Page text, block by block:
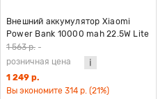
Внешний аккумулятор Xiaomi
Power Bank 10000 mah 22.5W Lite
GL (BHR9350GL) белый
1 563 р. -
розничная цена
1 249 р.
Вы экономите 314 р. (21%)